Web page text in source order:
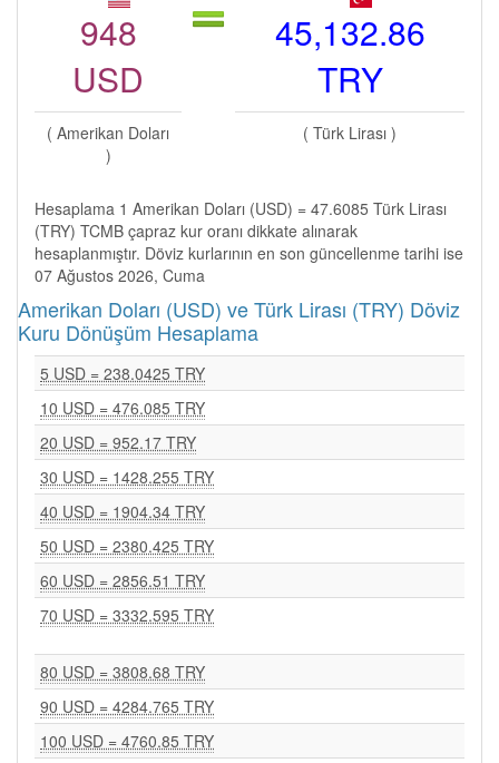
948
USD
45,132.86
TRY
( Amerikan Doları
)
( Türk Lirası )
Hesaplama 1 Amerikan Doları (USD) = 47.6085 Türk Lirası
(TRY) TCMB çapraz kur oranı dikkate alınarak
hesaplanmıştır. Döviz kurlarının en son güncellenme tarihi ise
07 Ağustos 2026, Cuma
Amerikan Doları (USD) ve Türk Lirası (TRY) Döviz
Kuru Dönüşüm Hesaplama
5 USD = 238.0425 TRY
10 USD = 476.085 TRY
20 USD = 952.17 TRY
30 USD = 1428.255 TRY
40 USD = 1904.34 TRY
50 USD = 2380.425 TRY
60 USD = 2856.51 TRY
70 USD = 3332.595 TRY
80 USD = 3808.68 TRY
90 USD = 4284.765 TRY
100 USD = 4760.85 TRY